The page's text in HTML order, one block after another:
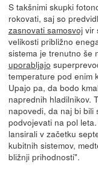
S takšnimi skupki
rokovati, saj so
zasnovati samosvojvir
velikosti približno
sistema je trenutno še
uporabljajo
temperature pod enim
Upajo pa, da bodo
naprednih hladilnikov.
napovedi, da naj bi bili
podvojevati na pol
lansirali v začetku
kubitnih sistemov,
bližnji prihodnosti".